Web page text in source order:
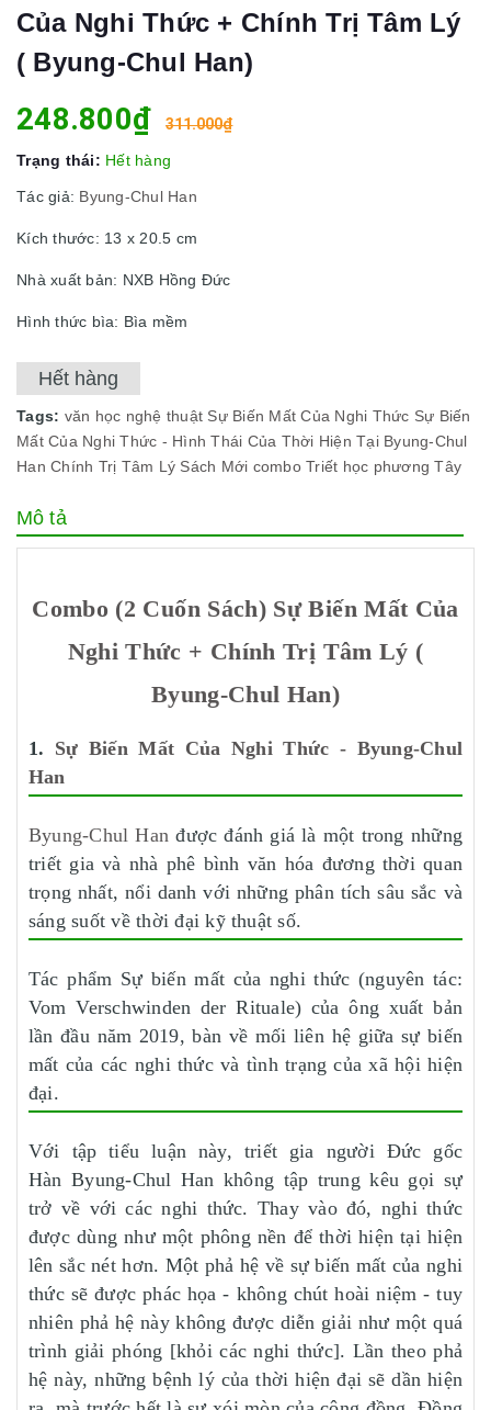
Của Nghi Thức + Chính Trị Tâm Lý
( Byung-Chul Han)
248.800₫ 311.000₫
Trạng thái: Hết hàng
Tác giả: Byung-Chul Han
Kích thước: 13 x 20.5 cm
Nhà xuất bản: NXB Hồng Đức
Hình thức bìa: Bìa mềm
Hết hàng
Tags: văn học nghệ thuật Sự Biến Mất Của Nghi Thức Sự Biến
Mất Của Nghi Thức - Hình Thái Của Thời Hiện Tại Byung-Chul
Han Chính Trị Tâm Lý Sách Mới combo Triết học phương Tây
Mô tả
Combo (2 Cuốn Sách) Sự Biến Mất Của
Nghi Thức + Chính Trị Tâm Lý (
Byung-Chul Han)
1. Sự Biến Mất Của Nghi Thức - Byung-Chul
Han
Byung-Chul Hanđược đánh giá là một trong những
triết gia và nhà phê bình văn hóa đương thời quan
trọng nhất, nổi danh với những phân tích sâu sắc và
sáng suốt về thời đại kỹ thuật số.
Tác phẩm Sự biến mất của nghi thức (nguyên tác:
Vom Verschwinden der Rituale) của ông xuất bản
lần đầu năm 2019, bàn về mối liên hệ giữa sự biến
mất của các nghi thức và tình trạng của xã hội hiện
đại.
Với tập tiểu luận này, triết gia người Đức gốc
Hàn Byung-Chul Han không tập trung kêu gọi sự
trở về với các nghi thức. Thay vào đó, nghi thức
được dùng như một phông nền để thời hiện tại hiện
lên sắc nét hơn. Một phả hệ về sự biến mất của nghi
thức sẽ được phác họa - không chút hoài niệm - tuy
nhiên phả hệ này không được diễn giải như một quá
trình giải phóng [khỏi các nghi thức]. Lần theo phả
hệ này, những bệnh lý của thời hiện đại sẽ dần hiện